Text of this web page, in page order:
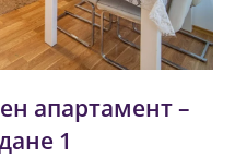
апартамент –
1